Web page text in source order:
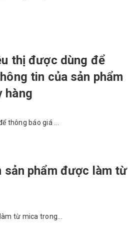
thị được dùng để
tin của sản phẩm
hàng
thông báo giá ...
sản phẩm được làm từ
từ mica trong...